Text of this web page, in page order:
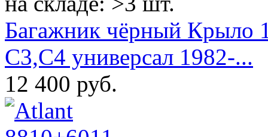
Багажник чёрный Крыло
C3,C4 универсал 1982-...
12 400 руб.